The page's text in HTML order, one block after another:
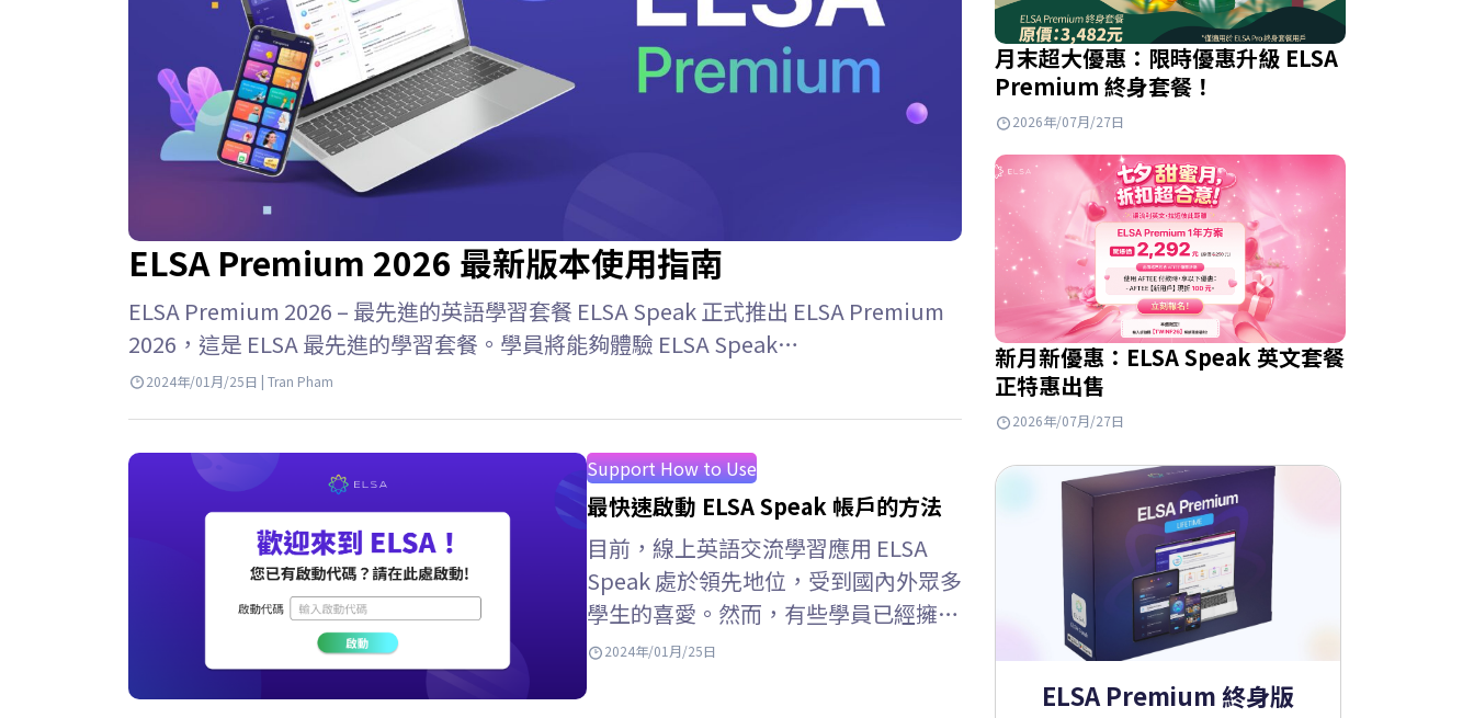
ELSA Premium 2026 最新版本使用指南
ELSA Premium 2026 – 最先進的英語學習套餐 ELSA Speak 正式推出 ELSA Premium
2026，這是 ELSA 最先進的學習套餐。學員將能夠體驗 ELSA Speak…
2024年/01月/25日 | Tran Pham
Support How to Use
最快速啟動 ELSA Speak 帳戶的方法
目前，線上英語交流學習應用 ELSA
Speak 處於領先地位，受到國內外眾多
學生的喜愛。然而，有些學員已經擁有
這個應用程序，但仍然對如何啟動該應
2024年/01月/25日
月末超大優惠：限時優惠升級 ELSA
Premium 終身套餐！
2026年/07月/27日
新月新優惠：ELSA Speak 英文套餐
正特惠出售
2026年/07月/27日
ELSA Premium 終身版